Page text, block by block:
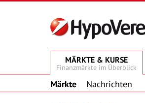
MÄRKTE & KURSE
Finanzmärkte im Überblick
Märkte Nachrichten